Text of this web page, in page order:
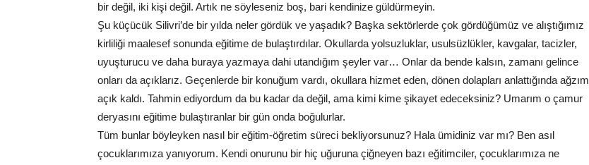
bir değil, iki kişi değil. Artık ne söyleseniz boş, bari kendinize güldürmeyin.
Şu küçücük Silivri’de bir yılda neler gördük ve yaşadık? Başka sektörlerde çok gördüğümüz ve alıştığımız
kirliliği maalesef sonunda eğitime de bulaştırdılar. Okullarda yolsuzluklar, usulsüzlükler, kavgalar, tacizler,
uyuşturucu ve daha buraya yazmaya dahi utandığım şeyler var… Onlar da bende kalsın, zamanı gelince
onları da açıklarız. Geçenlerde bir konuğum vardı, okullara hizmet eden, dönen dolapları anlattığında ağzım
açık kaldı. Tahmin ediyordum da bu kadar da değil, ama kimi kime şikayet edeceksiniz? Umarım o çamur
deryasını eğitime bulaştıranlar bir gün onda boğulurlar.
Tüm bunlar böyleyken nasıl bir eğitim-öğretim süreci bekliyorsunuz? Hala ümidiniz var mı? Ben asıl
çocuklarımıza yanıyorum. Kendi onurunu bir hiç uğuruna çiğneyen bazı eğitimciler, çocuklarımıza ne